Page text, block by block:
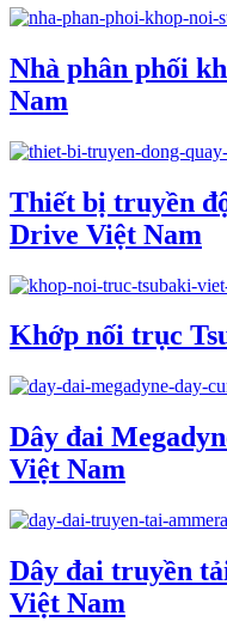
Nhà phân phối
Nam
Thiết bị truyền
Drive Việt Nam
Khớp nối trục
Dây đai
Việt Nam
Dây đai truyền
Việt Nam